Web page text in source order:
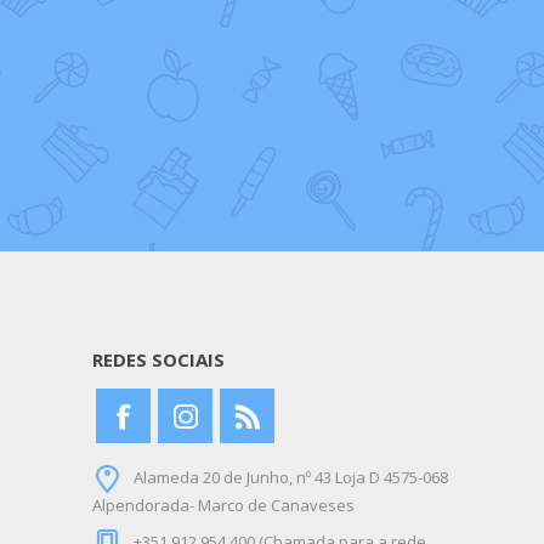
REDES SOCIAIS
Alameda 20 de Junho, nº 43 Loja D 4575-068
Alpendorada- Marco de Canaveses